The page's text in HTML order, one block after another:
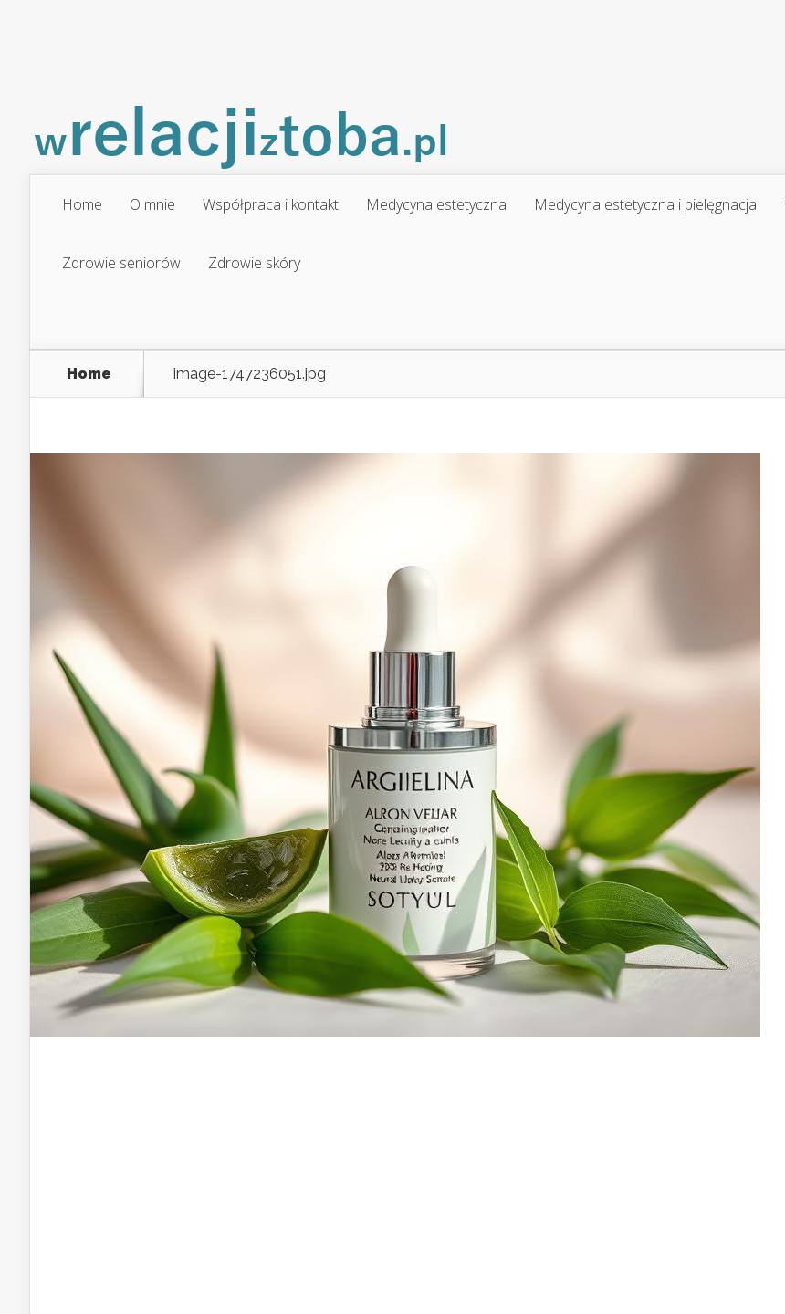
Home O mnie Współpraca i kontakt Medycyna estetyczna Medycyna estetyczna i pielęgnacja
Zdrowie seniorów Zdrowie skóry
Home image-1747236051.jpg